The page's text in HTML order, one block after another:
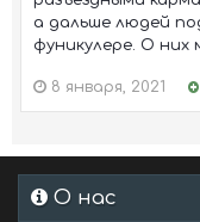
а дальше людей
фуникулере. О них
8 января, 2021
О нас